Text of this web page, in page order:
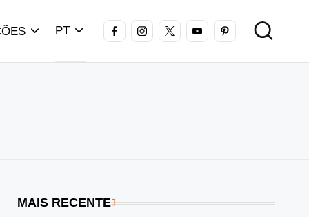
PT FACEBOOK
INSTAGRAM
X YOUTUBEPINTEREST
MAIS RECENTE